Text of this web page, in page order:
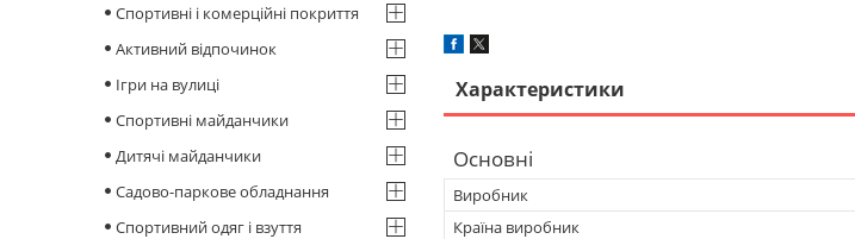
Характеристики
Основні
Виробник
Країна виробник
Спортивні і комерційні покриття
Активний відпочинок
Ігри на вулиці
Спортивні майданчики
Дитячі майданчики
Садово-паркове обладнання
Спортивний одяг і взуття